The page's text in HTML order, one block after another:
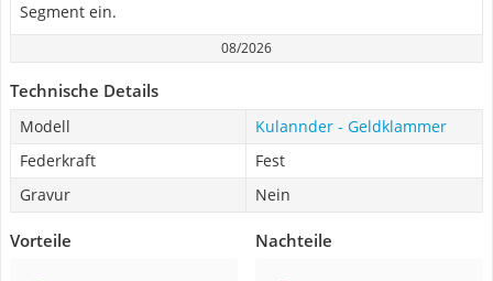
Segment ein.
08/2026
Technische Details
Modell
Kulannder - Geldklammer
Federkraft
Fest
Gravur
Nein
Vorteile Nachteile